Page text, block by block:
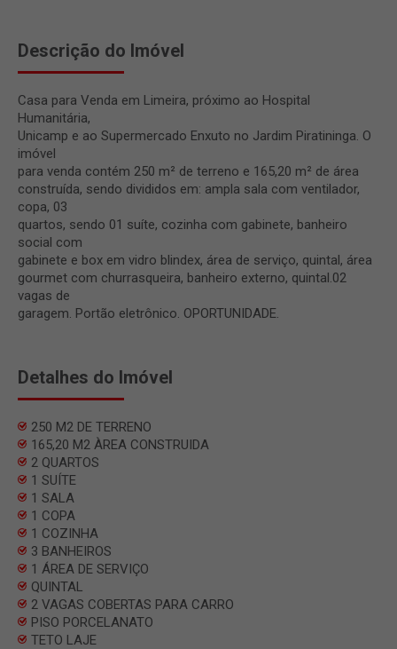
Descrição do Imóvel
Casa para Venda em Limeira, próximo ao Hospital
Humanitária,
Unicamp e ao Supermercado Enxuto no Jardim Piratininga. O
imóvel
para venda contém 250 m² de terreno e 165,20 m² de área
construída, sendo divididos em: ampla sala com ventilador,
copa, 03
quartos, sendo 01 suíte, cozinha com gabinete, banheiro
social com
gabinete e box em vidro blindex, área de serviço, quintal, área
gourmet com churrasqueira, banheiro externo, quintal.02
vagas de
garagem. Portão eletrônico. OPORTUNIDADE.
Detalhes do Imóvel
250 M2 DE TERRENO
165,20 M2 ÀREA CONSTRUIDA
2 QUARTOS
1 SUÍTE
1 SALA
1 COPA
1 COZINHA
3 BANHEIROS
1 ÁREA DE SERVIÇO
QUINTAL
2 VAGAS COBERTAS PARA CARRO
PISO PORCELANATO
TETO LAJE